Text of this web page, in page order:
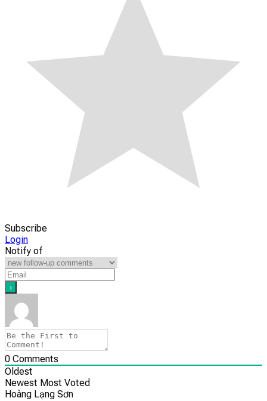
Subscribe
Login
Notify of
0 Comments
Oldest
Newest Most Voted
Hoàng Lạng Sơn